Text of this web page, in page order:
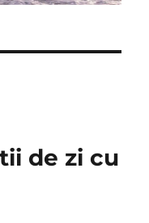
de zi cu